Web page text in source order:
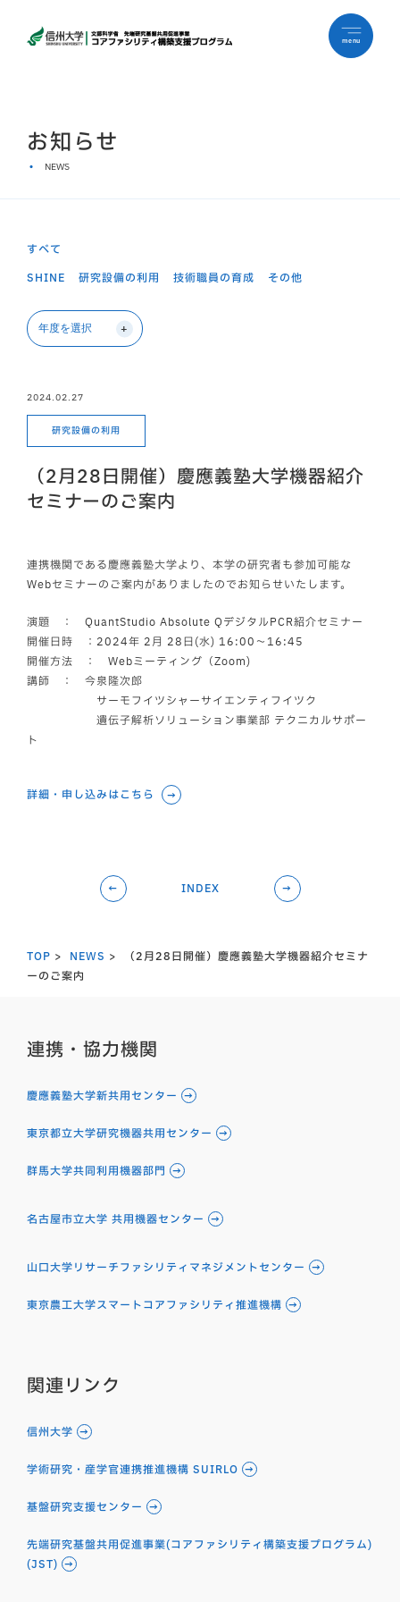
menu
お知らせ
NEWS
すべて
SHINE
研究設備の利用 技術職員の育成 その他
2024.02.27
研究設備の利用
（2月28日開催）慶應義塾大学機器紹介
セミナーのご案内
連携機関である慶應義塾大学より、本学の研究者も参加可能な
Webセミナーのご案内がありましたのでお知らせいたします。
演題 ： QuantStudio Absolute QデジタルPCR紹介セミナー
開催日時 ：2024年 2月 28日(水) 16:00〜16:45
開催方法 ： Webミーティング（Zoom)
講師 ： 今泉隆次郎
サーモフイツシャーサイエンティフイツク
遺伝子解析ソリューション事業部 テクニカルサポー
ト
詳細・申し込みはこちら
← INDEX →
TOP NEWS
（2月28日開催）慶應義塾大学機器紹介セミナ
ーのご案内
連携・協力機関
慶應義塾大学新共用センター
東京都立大学研究機器共用センター
群馬大学共同利用機器部門
名古屋市立大学 共用機器センター
山口大学リサーチファシリティマネジメントセンター
東京農工大学スマートコアファシリティ推進機構
関連リンク
信州大学
学術研究・産学官連携推進機構 SUIRLO
基盤研究支援センター
先端研究基盤共用促進事業(コアファシリティ構築支援プログラム)
(JST)